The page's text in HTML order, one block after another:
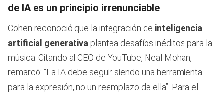
de IA es un principio irrenunciable
Cohen reconoció que la integración de inteligencia
artificial generativa plantea desafíos inéditos para la
música. Citando al CEO de YouTube, Neal Mohan,
remarcó: “La IA debe seguir siendo una herramienta
para la expresión, no un reemplazo de ella”. Para el